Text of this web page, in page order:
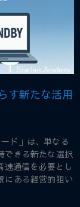
す新たな活用
ド」は、単なる
できる新たな選択
速通信を必要とし
にある経営的狙い